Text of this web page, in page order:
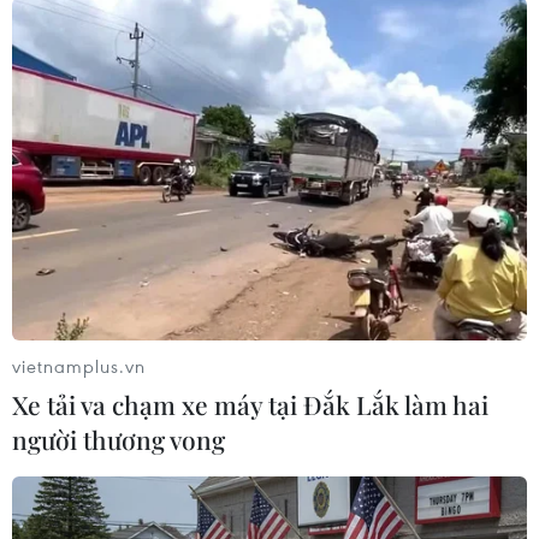
#An ninh #Trừng phạt Nga
#Điện Kremlin
#Nga đáp trả Mỹ
#Cáo buộc vô căn cứ
#Dmitry Peskov
Mỹ Nga
vietnamplus.vn
Xe tải va chạm xe máy tại Đắk Lắk làm hai
người thương vong